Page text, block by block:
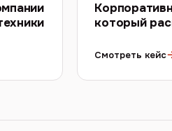
который
Смотреть кейс